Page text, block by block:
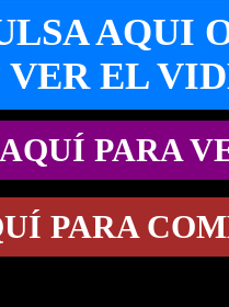
AQUI
VER EL
PARA
PARA